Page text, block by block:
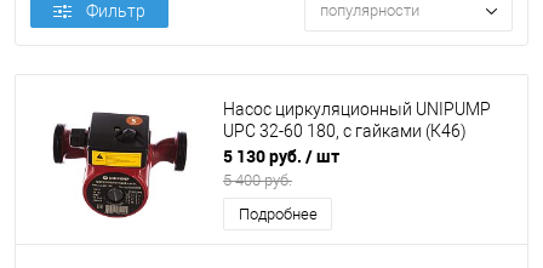
Фильтр популярности
Насос циркуляционный UNIPUMP
UPC 32-60 180, с гайками (К46)
5 130 руб. / шт
5 400 руб.
Подробнее